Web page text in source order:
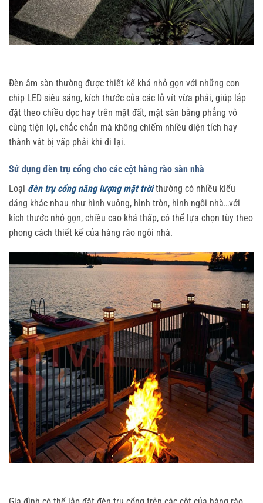
Đèn âm sàn thường được thiết kế khá nhỏ gọn với những con
chip LED siêu sáng, kích thước của các lỗ vít vừa phải, giúp lắp
đặt theo chiều dọc hay trên mặt đất, mặt sàn bằng phẳng vô
cùng tiện lợi, chắc chắn mà không chiếm nhiều diện tích hay
thành vật bị vấp phải khi đi lại.
Sử dụng đèn trụ cổng cho các cột hàng rào sàn nhà
Loại đèn trụ cổng năng lượng mặt trờithường có nhiều kiểu
dáng khác nhau như hình vuông, hình tròn, hình ngôi nhà…với
kích thước nhỏ gọn, chiều cao khá thấp, có thể lựa chọn tùy theo
phong cách thiết kế của hàng rào ngôi nhà.